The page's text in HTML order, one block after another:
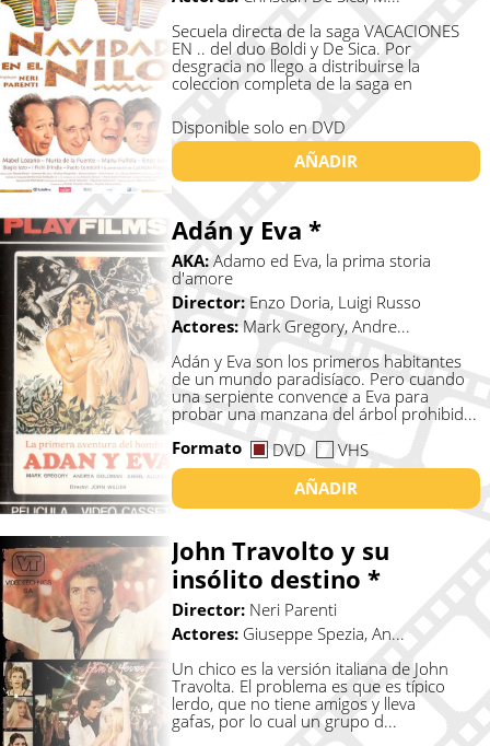
Secuela directa de la saga VACACIONES
EN .. del duo Boldi y De Sica. Por
desgracia no llego a distribuirse la
coleccion completa de la saga en
España...
Disponible solo en DVD
AÑADIR
Adán y Eva *
AKA:Adamo ed Eva, la prima storia
d'amore
Director:Enzo Doria, Luigi Russo
Actores: Mark Gregory, Andre...
Adán y Eva son los primeros habitantes
de un mundo paradisíaco. Pero cuando
una serpiente convence a Eva para
probar una manzana del árbol prohibid...
Formato
DVD
VHS
AÑADIR
John Travolto y su
insólito destino *
Director: Neri Parenti
Actores: Giuseppe Spezia, An...
Un chico es la versión italiana de John
Travolta. El problema es que es típico
lerdo, que no tiene amigos y lleva
gafas, por lo cual un grupo d...